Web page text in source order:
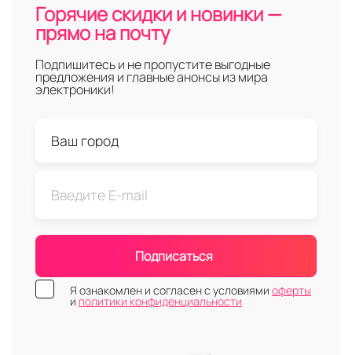
Горячие скидки и новинки —
прямо на почту
Подпишитесь и не пропустите выгодные
предложения и главные анонсы из мира
электроники!
Подписаться
Я ознакомлен и согласен с условиями оферты
и политики конфиденциальности